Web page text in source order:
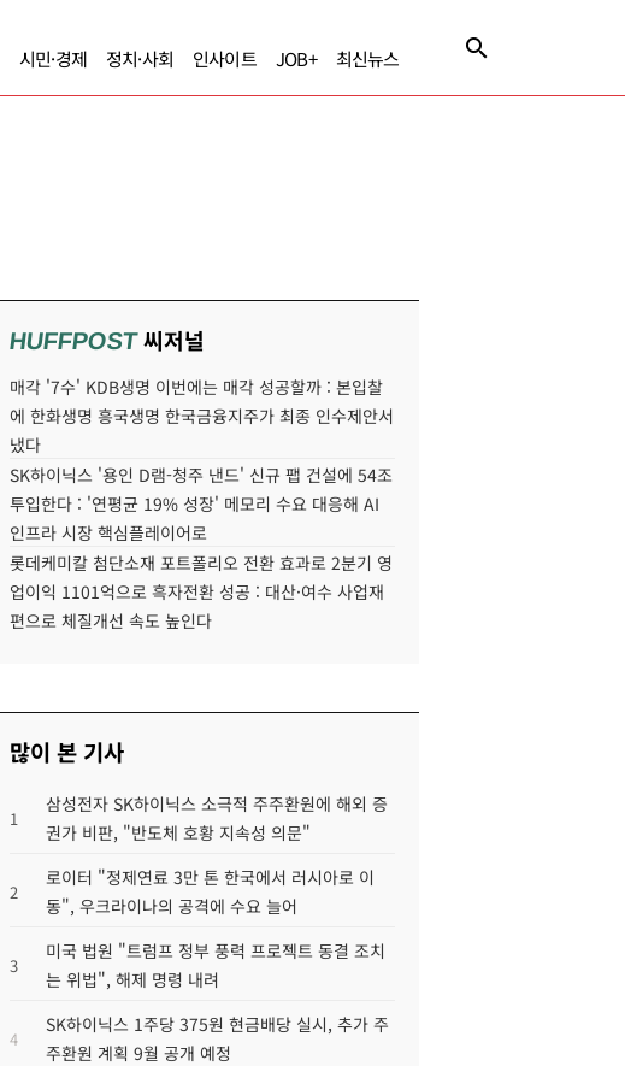
시민·경제 정치·사회 인사이트 JOB+ 최신뉴스
HUFFPOST씨저널
매각 '7수' KDB생명 이번에는 매각 성공할까 : 본입찰
에 한화생명 흥국생명 한국금융지주가 최종 인수제안서
냈다
SK하이닉스 '용인 D램-청주 낸드' 신규 팹 건설에 54조
투입한다 : '연평균 19% 성장' 메모리 수요 대응해 AI
인프라 시장 핵심플레이어로
롯데케미칼 첨단소재 포트폴리오 전환 효과로 2분기 영
업이익 1101억으로 흑자전환 성공 : 대산·여수 사업재
편으로 체질개선 속도 높인다
많이 본 기사
1
삼성전자 SK하이닉스 소극적 주주환원에 해외 증
권가 비판, "반도체 호황 지속성 의문"
2
로이터 "정제연료 3만 톤 한국에서 러시아로 이
동", 우크라이나의 공격에 수요 늘어
3
미국 법원 "트럼프 정부 풍력 프로젝트 동결 조치
는 위법", 해제 명령 내려
4
SK하이닉스 1주당 375원 현금배당 실시, 추가 주
주환원 계획 9월 공개 예정